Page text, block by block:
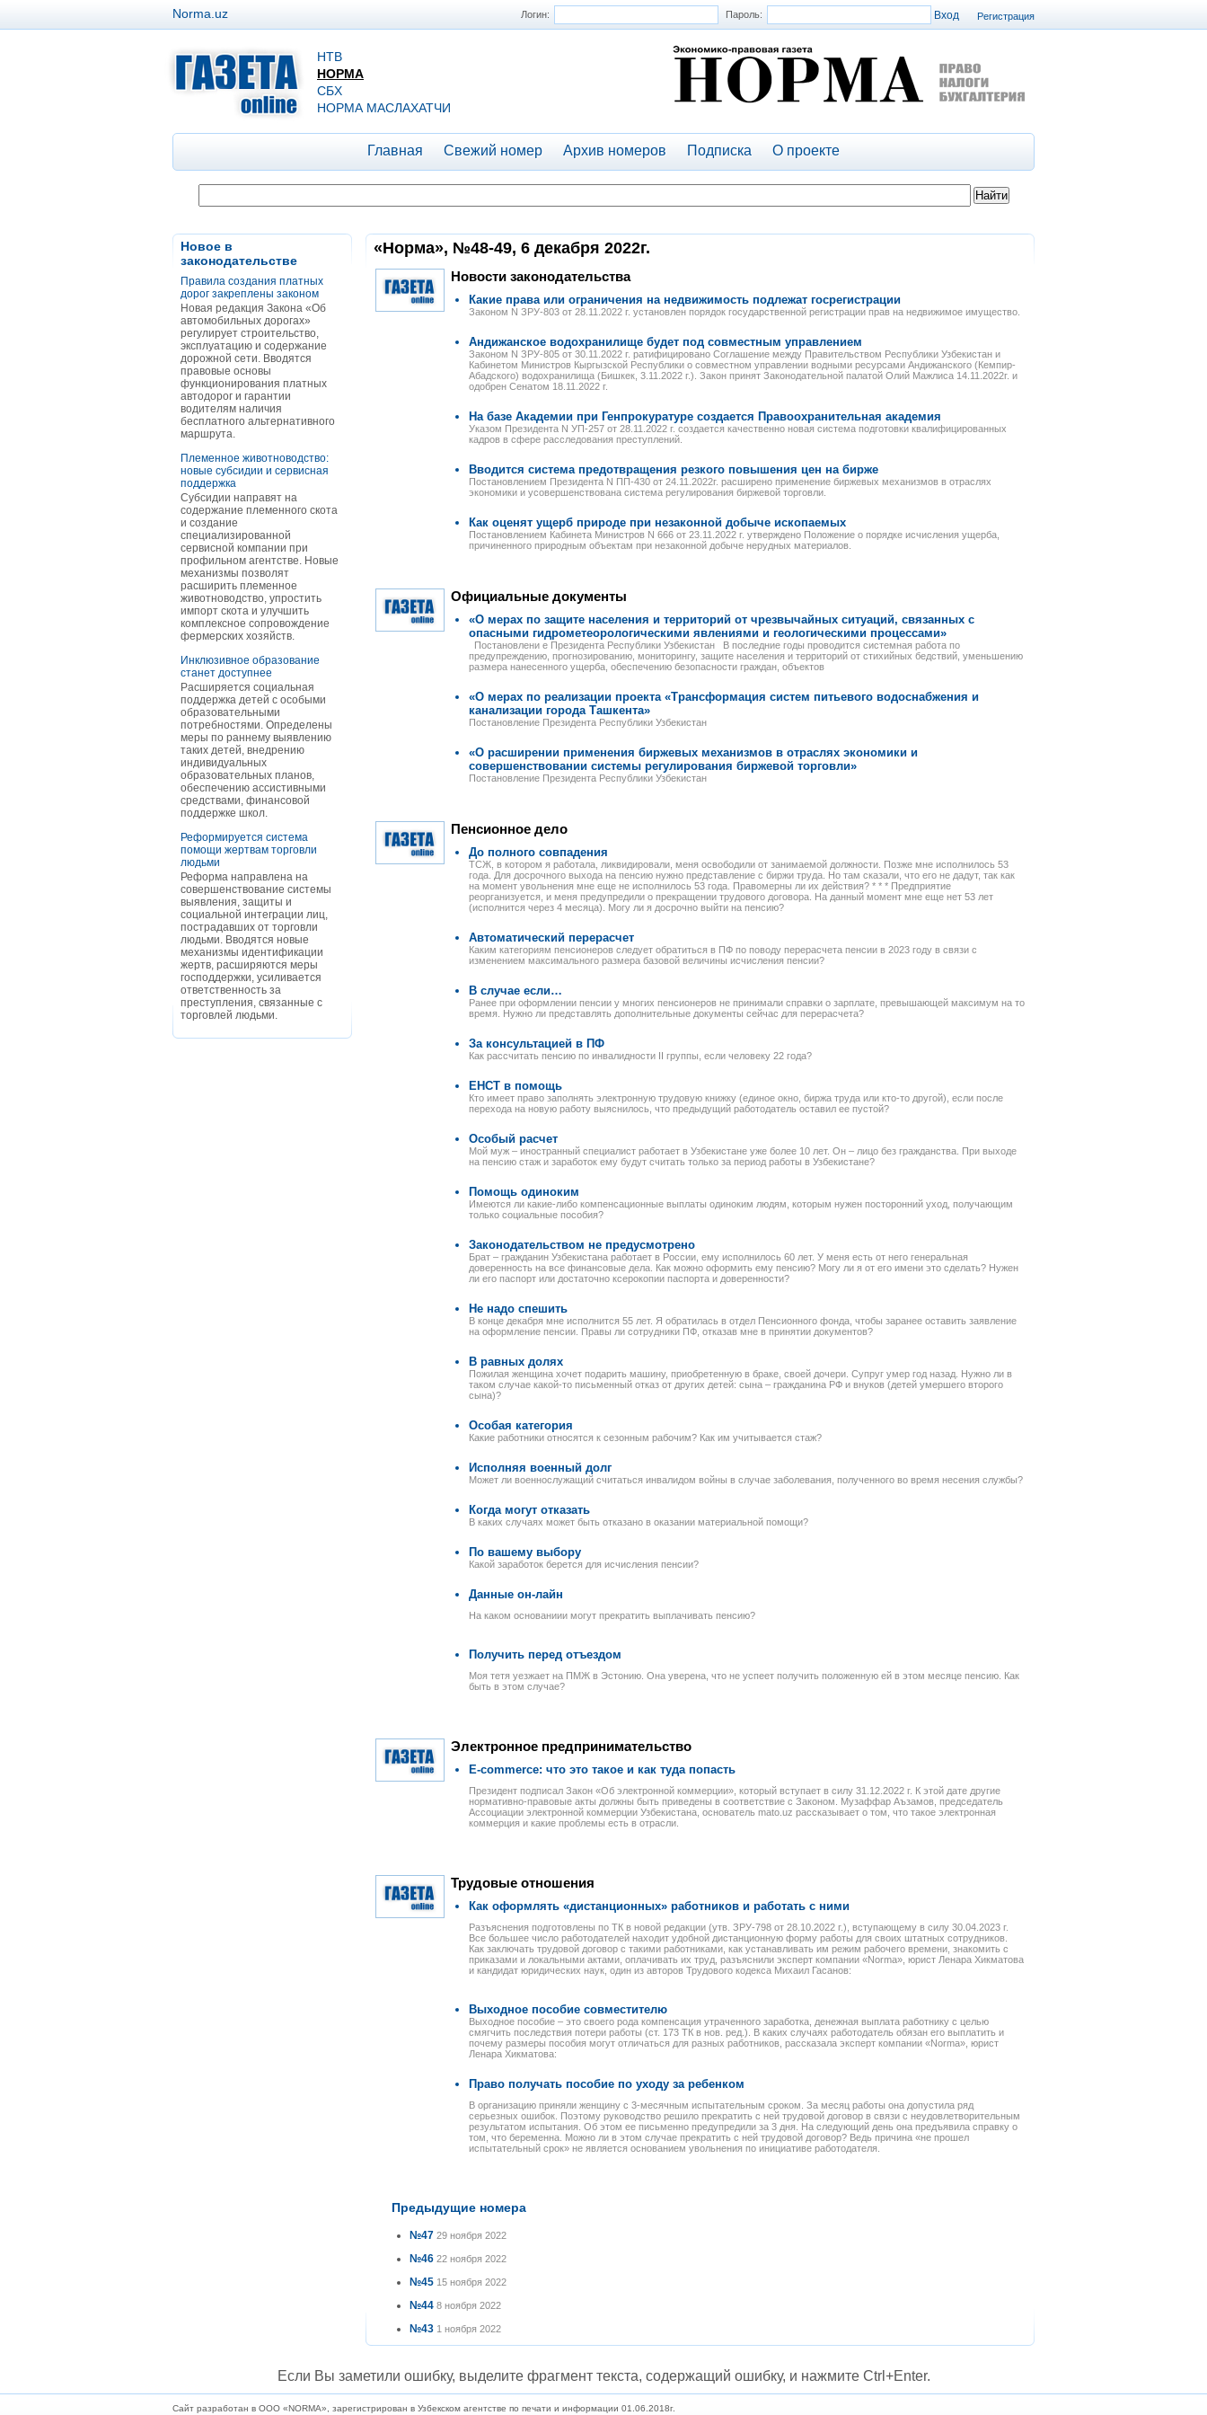
Регистрация
Логин: Пароль:
Norma.uz
НТВ
НОРМА
СБХ
НОРМА МАСЛАХАТЧИ
Главная Свежий номер Архив номеров Подписка О проекте
Новое в
законодательстве
Правила создания платных
дорог закреплены законом
Новая редакция Закона «Об
автомобильных дорогах»
регулирует строительство,
эксплуатацию и содержание
дорожной сети. Вводятся
правовые основы
функционирования платных
автодорог и гарантии
водителям наличия
бесплатного альтернативного
маршрута.
Племенное животноводство:
новые субсидии и сервисная
поддержка
Субсидии направят на
содержание племенного скота
и создание
специализированной
сервисной компании при
профильном агентстве. Новые
механизмы позволят
расширить племенное
животноводство, упростить
импорт скота и улучшить
комплексное сопровождение
фермерских хозяйств.
Инклюзивное образование
станет доступнее
Расширяется социальная
поддержка детей с особыми
образовательными
потребностями. Определены
меры по раннему выявлению
таких детей, внедрению
индивидуальных
образовательных планов,
обеспечению ассистивными
средствами, финансовой
поддержке школ.
Реформируется система
помощи жертвам торговли
людьми
Реформа направлена на
совершенствование системы
выявления, защиты и
социальной интеграции лиц,
пострадавших от торговли
людьми. Вводятся новые
механизмы идентификации
жертв, расширяются меры
господдержки, усиливается
ответственность за
преступления, связанные с
торговлей людьми.
«Норма», №48-49, 6 декабря 2022г.
Новости законодательства
Какие права или ограничения на недвижимость подлежат госрегистрации
Законом N ЗРУ-803 от 28.11.2022 г. установлен порядок государственной регистрации прав на недвижимое имущество.
Андижанское водохранилище будет под совместным управлением
Законом N ЗРУ-805 от 30.11.2022 г. ратифицировано Соглашение между Правительством Республики Узбекистан и
Кабинетом Министров Кыргызской Республики о совместном управлении водными ресурсами Андижанского (Кемпир-
Абадского) водохранилища (Бишкек, 3.11.2022 г.). Закон принят Законодательной палатой Олий Мажлиса 14.11.2022г. и
одобрен Сенатом 18.11.2022 г.
На базе Академии при Генпрокуратуре создается Правоохранительная академия
Указом Президента N УП-257 от 28.11.2022 г. создается качественно новая система подготовки квалифицированных
кадров в сфере расследования преступлений.
Вводится система предотвращения резкого повышения цен на бирже
Постановлением Президента N ПП-430 от 24.11.2022г. расширено применение биржевых механизмов в отраслях
экономики и усовершенствована система регулирования биржевой торговли.
Как оценят ущерб природе при незаконной добыче ископаемых
Постановлением Кабинета Министров N 666 от 23.11.2022 г. утверждено Положение о порядке исчисления ущерба,
причиненного природным объектам при незаконной добыче нерудных материалов.
Официальные документы
«О мерах по защите населения и территорий от чрезвычайных ситуаций, связанных с
опасными гидрометеорологическими явлениями и геологическими процессами»
Постановлени е Президента Республики Узбекистан В последние годы проводится системная работа по
предупреждению, прогнозированию, мониторингу, защите населения и территорий от стихийных бедствий, уменьшению
размера нанесенного ущерба, обеспечению безопасности граждан, объектов
«О мерах по реализации проекта «Трансформация систем питьевого водоснабжения и
канализации города Ташкента»
Постановление Президента Республики Узбекистан
«О расширении применения биржевых механизмов в отраслях экономики и
совершенствовании системы регулирования биржевой торговли»
Постановление Президента Республики Узбекистан
Пенсионное дело
До полного совпадения
ТСЖ, в котором я работала, ликвидировали, меня освободили от занимаемой должности. Позже мне исполнилось 53
года. Для досрочного выхода на пенсию нужно представление с биржи труда. Но там сказали, что его не дадут, так как
на момент увольнения мне еще не исполнилось 53 года. Правомерны ли их действия? * * * Предприятие
реорганизуется, и меня предупредили о прекращении трудового договора. На данный момент мне еще нет 53 лет
(исполнится через 4 месяца). Могу ли я досрочно выйти на пенсию?
Автоматический перерасчет
Каким категориям пенсионеров следует обратиться в ПФ по поводу перерасчета пенсии в 2023 году в связи с
изменением максимального размера базовой величины исчисления пенсии?
В случае если…
Ранее при оформлении пенсии у многих пенсионеров не принимали справки о зарплате, превышающей максимум на то
время. Нужно ли представлять дополнительные документы сейчас для перерасчета?
За консультацией в ПФ
Как рассчитать пенсию по инвалидности II группы, если человеку 22 года?
ЕНСТ в помощь
Кто имеет право заполнять электронную трудовую книжку (единое окно, биржа труда или кто-то другой), если после
перехода на новую работу выяснилось, что предыдущий работодатель оставил ее пустой?
Особый расчет
Мой муж – иностранный специалист работает в Узбекистане уже более 10 лет. Он – лицо без гражданства. При выходе
на пенсию стаж и заработок ему будут считать только за период работы в Узбекистане?
Помощь одиноким
Имеются ли какие-либо компенсационные выплаты одиноким людям, которым нужен посторонний уход, получающим
только социальные пособия?
Законодательством не предусмотрено
Брат – гражданин Узбекистана работает в России, ему исполнилось 60 лет. У меня есть от него генеральная
доверенность на все финансовые дела. Как можно оформить ему пенсию? Могу ли я от его имени это сделать? Нужен
ли его паспорт или достаточно ксерокопии паспорта и доверенности?
Не надо спешить
В конце декабря мне исполнится 55 лет. Я обратилась в отдел Пенсионного фонда, чтобы заранее оставить заявление
на оформление пенсии. Правы ли сотрудники ПФ, отказав мне в принятии документов?
В равных долях
Пожилая женщина хочет подарить машину, приобретенную в браке, своей дочери. Супруг умер год назад. Нужно ли в
таком случае какой-то письменный отказ от других детей: сына – гражданина РФ и внуков (детей умершего второго
сына)?
Особая категория
Какие работники относятся к сезонным рабочим? Как им учитывается стаж?
Исполняя военный долг
Может ли военнослужащий считаться инвалидом войны в случае заболевания, полученного во время несения службы?
Когда могут отказать
В каких случаях может быть отказано в оказании материальной помощи?
По вашему выбору
Какой заработок берется для исчисления пенсии?
Данные он-лайн
На каком основаниии могут прекратить выплачивать пенсию?
Получить перед отъездом
Моя тетя уезжает на ПМЖ в Эстонию. Она уверена, что не успеет получить положенную ей в этом месяце пенсию. Как
быть в этом случае?
Электронное предпринимательство
E-commerce: что это такое и как туда попасть
Президент подписал Закон «Об электронной коммерции», который вступает в силу 31.12.2022 г. К этой дате другие
нормативно-правовые акты должны быть приведены в соответствие с Законом. Музаффар Аъзамов, председатель
Ассоциации электронной коммерции Узбекистана, основатель mato.uz рассказывает о том, что такое электронная
коммерция и какие проблемы есть в отрасли.
Трудовые отношения
Как оформлять «дистанционных» работников и работать с ними
Разъяснения подготовлены по ТК в новой редакции (утв. ЗРУ-798 от 28.10.2022 г.), вступающему в силу 30.04.2023 г.
Все большее число работодателей находит удобной дистанционную форму работы для своих штатных сотрудников.
Как заключать трудовой договор с такими работниками, как устанавливать им режим рабочего времени, знакомить с
приказами и локальными актами, оплачивать их труд, разъяснили эксперт компании «Norma», юрист Ленара Хикматова
и кандидат юридических наук, один из авторов Трудового кодекса Михаил Гасанов:
Выходное пособие совместителю
Выходное пособие – это своего рода компенсация утраченного заработка, денежная выплата работнику с целью
смягчить последствия потери работы (ст. 173 ТК в нов. ред.). В каких случаях работодатель обязан его выплатить и
почему размеры пособия могут отличаться для разных работников, рассказала эксперт компании «Norma», юрист
Ленара Хикматова:
Право получать пособие по уходу за ребенком
В организацию приняли женщину с 3-месячным испытательным сроком. За месяц работы она допустила ряд
серьезных ошибок. Поэтому руководство решило прекратить с ней трудовой договор в связи с неудовлетворительным
результатом испытания. Об этом ее письменно предупредили за 3 дня. На следующий день она предъявила справку о
том, что беременна. Можно ли в этом случае прекратить с ней трудовой договор? Ведь причина «не прошел
испытательный срок» не является основанием увольнения по инициативе работодателя.
Предыдущие номера
№47 29 ноября 2022
№46 22 ноября 2022
№45 15 ноября 2022
№44 8 ноября 2022
№43 1 ноября 2022
Если Вы заметили ошибку, выделите фрагмент текста, содержащий ошибку, и нажмите Ctrl+Enter.
Сайт разработан в ООО «NORMA», зарегистрирован в Узбекском агентстве по печати и информации 01.06.2018г.